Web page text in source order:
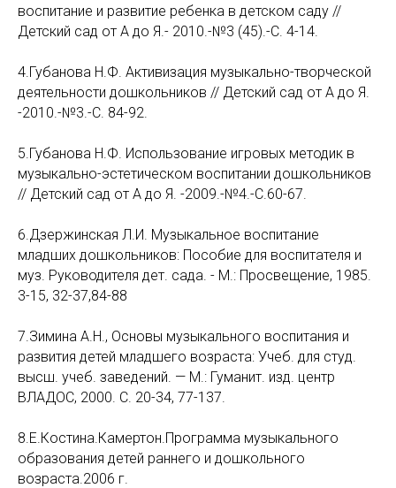
воспитание и развитие ребенка в детском саду //
Детский сад от А до Я.- 2010.-№3 (45).-С. 4-14.
4.Губанова Н.Ф. Активизация музыкально-творческой
деятельности дошкольников // Детский сад от А до Я.
-2010.-№3.-С. 84-92.
5.Губанова Н.Ф. Использование игровых методик в
музыкально-эстетическом воспитании дошкольников
// Детский сад от А до Я. -2009.-№4.-С.60-67.
6.Дзержинская Л.И. Музыкальное воспитание
младших дошкольников: Пособие для воспитателя и
муз. Руководителя дет. сада. - М.: Просвещение, 1985.
3-15, 32-37,84-88
7.Зимина А.Н., Основы музыкального воспитания и
развития детей младшего возраста: Учеб. для студ.
высш. учеб. заведений. — М.: Гуманит. изд. центр
ВЛАДОС, 2000. С. 20-34, 77-137.
8.Е.Костина.Камертон.Программа музыкального
образования детей раннего и дошкольного
возраста.2006 г.